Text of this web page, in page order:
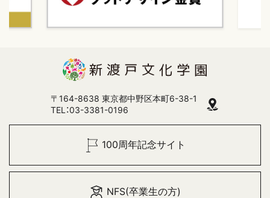
〒164-8638 東京都中野区本町6-38-1
TEL：03-3381-0196
100周年記念サイト
NFS(卒業生の方)